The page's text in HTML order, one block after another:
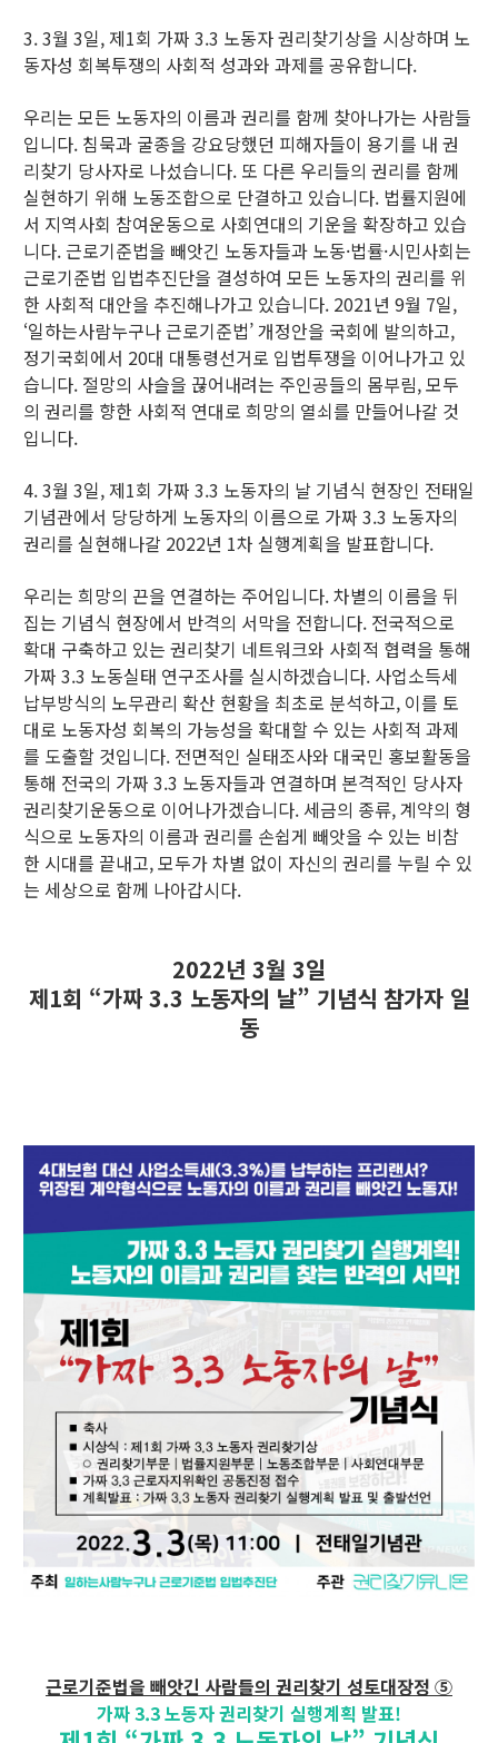
3. 3월 3일, 제1회 가짜 3.3 노동자 권리찾기상을 시상하며 노
동자성 회복투쟁의 사회적 성과와 과제를 공유합니다.
우리는 모든 노동자의 이름과 권리를 함께 찾아나가는 사람들
입니다. 침묵과 굴종을 강요당했던 피해자들이 용기를 내 권
리찾기 당사자로 나섰습니다. 또 다른 우리들의 권리를 함께
실현하기 위해 노동조합으로 단결하고 있습니다. 법률지원에
서 지역사회 참여운동으로 사회연대의 기운을 확장하고 있습
니다. 근로기준법을 빼앗긴 노동자들과 노동·법률·시민사회는
근로기준법 입법추진단을 결성하여 모든 노동자의 권리를 위
한 사회적 대안을 추진해나가고 있습니다. 2021년 9월 7일,
‘일하는사람누구나 근로기준법’ 개정안을 국회에 발의하고,
정기국회에서 20대 대통령선거로 입법투쟁을 이어나가고 있
습니다. 절망의 사슬을 끊어내려는 주인공들의 몸부림, 모두
의 권리를 향한 사회적 연대로 희망의 열쇠를 만들어나갈 것
입니다.
4. 3월 3일, 제1회 가짜 3.3 노동자의 날 기념식 현장인 전태일
기념관에서 당당하게 노동자의 이름으로 가짜 3.3 노동자의
권리를 실현해나갈 2022년 1차 실행계획을 발표합니다.
우리는 희망의 끈을 연결하는 주어입니다. 차별의 이름을 뒤
집는 기념식 현장에서 반격의 서막을 전합니다. 전국적으로
확대 구축하고 있는 권리찾기 네트워크와 사회적 협력을 통해
가짜 3.3 노동실태 연구조사를 실시하겠습니다. 사업소득세
납부방식의 노무관리 확산 현황을 최초로 분석하고, 이를 토
대로 노동자성 회복의 가능성을 확대할 수 있는 사회적 과제
를 도출할 것입니다. 전면적인 실태조사와 대국민 홍보활동을
통해 전국의 가짜 3.3 노동자들과 연결하며 본격적인 당사자
권리찾기운동으로 이어나가겠습니다. 세금의 종류, 계약의 형
식으로 노동자의 이름과 권리를 손쉽게 빼앗을 수 있는 비참
한 시대를 끝내고, 모두가 차별 없이 자신의 권리를 누릴 수 있
는 세상으로 함께 나아갑시다.
2022년 3월 3일
제1회 “가짜 3.3 노동자의 날” 기념식 참가자 일
동
근로기준법을 빼앗긴 사람들의 권리찾기 성토대장정 ⑤
가짜 3.3 노동자 권리찾기 실행계획 발표!